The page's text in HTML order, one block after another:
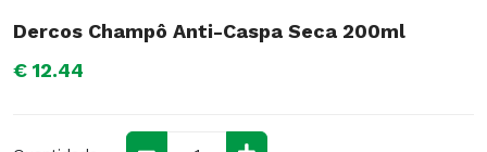
Dercos Champô Anti-Caspa Seca 200ml
€ 12.44